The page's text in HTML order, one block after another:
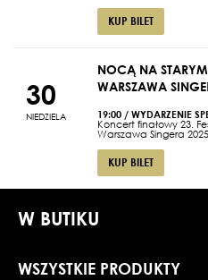
KUP BILET
30
NIEDZIELA
NOCĄ NA
WARSZAWA
19:00 / WYDARZENIE
Koncert finałowy 23.
Warszawa Singera 2025
KUP BILET
W BUTIKU
WSZYSTKIE PRODUKTY